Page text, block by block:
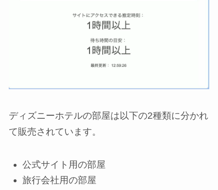
ディズニーホテルの部屋は以下の2種類に分かれ
て販売されています。
公式サイト用の部屋
旅行会社用の部屋